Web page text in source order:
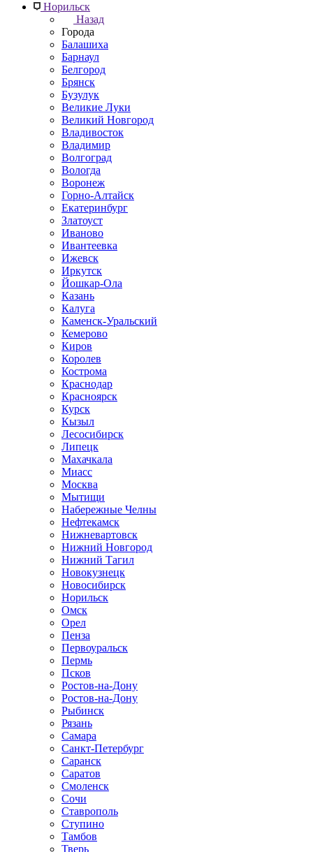
Норильск
Назад
Города
Балашиха
Барнаул
Белгород
Брянск
Бузулук
Великие Луки
Великий Новгород
Владивосток
Владимир
Волгоград
Вологда
Воронеж
Горно-Алтайск
Екатеринбург
Златоуст
Иваново
Ивантеевка
Ижевск
Иркутск
Йошкар-Ола
Казань
Калуга
Каменск-Уральский
Кемерово
Киров
Королев
Кострома
Краснодар
Красноярск
Курск
Кызыл
Лесосибирск
Липецк
Махачкала
Миасс
Москва
Мытищи
Набережные Челны
Нефтекамск
Нижневартовск
Нижний Новгород
Нижний Тагил
Новокузнецк
Новосибирск
Норильск
Омск
Орел
Пенза
Первоуральск
Пермь
Псков
Ростов-на-Дону
Ростов-на-Дону
Рыбинск
Рязань
Самара
Санкт-Петербург
Саранск
Саратов
Смоленск
Сочи
Ставрополь
Ступино
Тамбов
Тверь